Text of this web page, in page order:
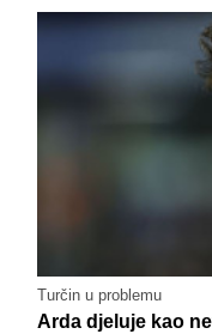
Turčin u problemu
Arda djeluje kao